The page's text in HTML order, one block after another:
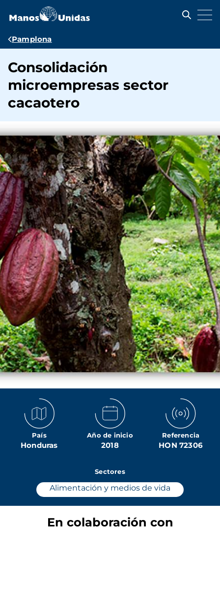
contenido
Ruta
navegación
Pamplona
Consolidación
microempresas sector
cacaotero
País
Honduras
Año de inicio
2018
Referencia
HON 72306
Sectores
Alimentación y medios de vida
En colaboración con